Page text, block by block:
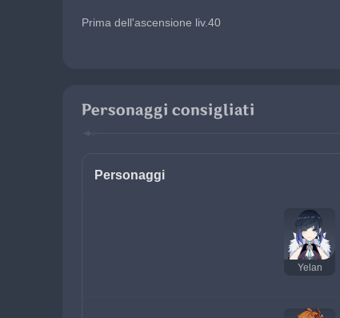
Prima dell'ascensione liv.40
Personaggi consigliati
Personaggi
Yelan